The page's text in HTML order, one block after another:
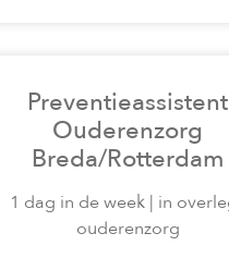
Preventieassistent
Ouderenzorg
Breda/Rotterdam
1 dag in de week | in
ouderenzorg